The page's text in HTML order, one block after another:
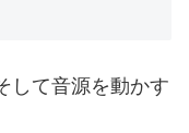
して音源を動かす